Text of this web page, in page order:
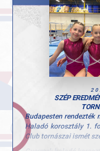
nyújtón
bronzéremmel zárta a
Kristóf szereplése
munkát és szakmai
jellemzi.
Gratulálunk Kristófnak
és a teljesítményhez! 👏
SZÉP
Budapesten rendezték
Haladó korosztály 1.
Club tornászai ismét